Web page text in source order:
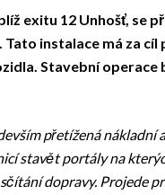
exitu 12 Unhošť, se
instalace má za
Stavební operace
přetížená
stavět portály na
dopravy. Projede